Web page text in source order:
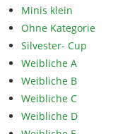
Minis klein
Ohne Kategorie
Silvester- Cup
Weibliche A
Weibliche B
Weibliche C
Weibliche D